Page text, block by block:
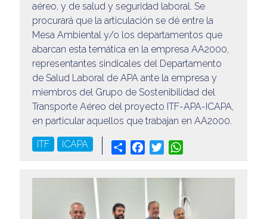
aéreo, y de salud y seguridad laboral. Se
procurará que la articulación se dé entre la
Mesa Ambiental y/o los departamentos que
abarcan esta temática en la empresa AA2000,
representantes sindicales del Departamento
de Salud Laboral de APA ante la empresa y
miembros del Grupo de Sostenibilidad del
Transporte Aéreo del proyecto ITF-APA-ICAPA,
en particular aquellos que trabajan en AA2000.
ITF ICAPA Share Facebook
Twitter